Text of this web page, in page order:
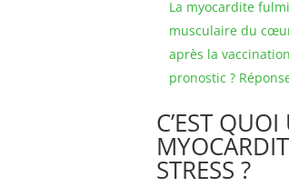
La myocardite
musculaire du
après la
pronostic ?
C’EST
STRESS ?